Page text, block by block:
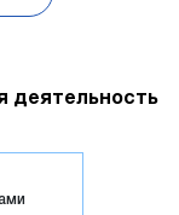
деятельность